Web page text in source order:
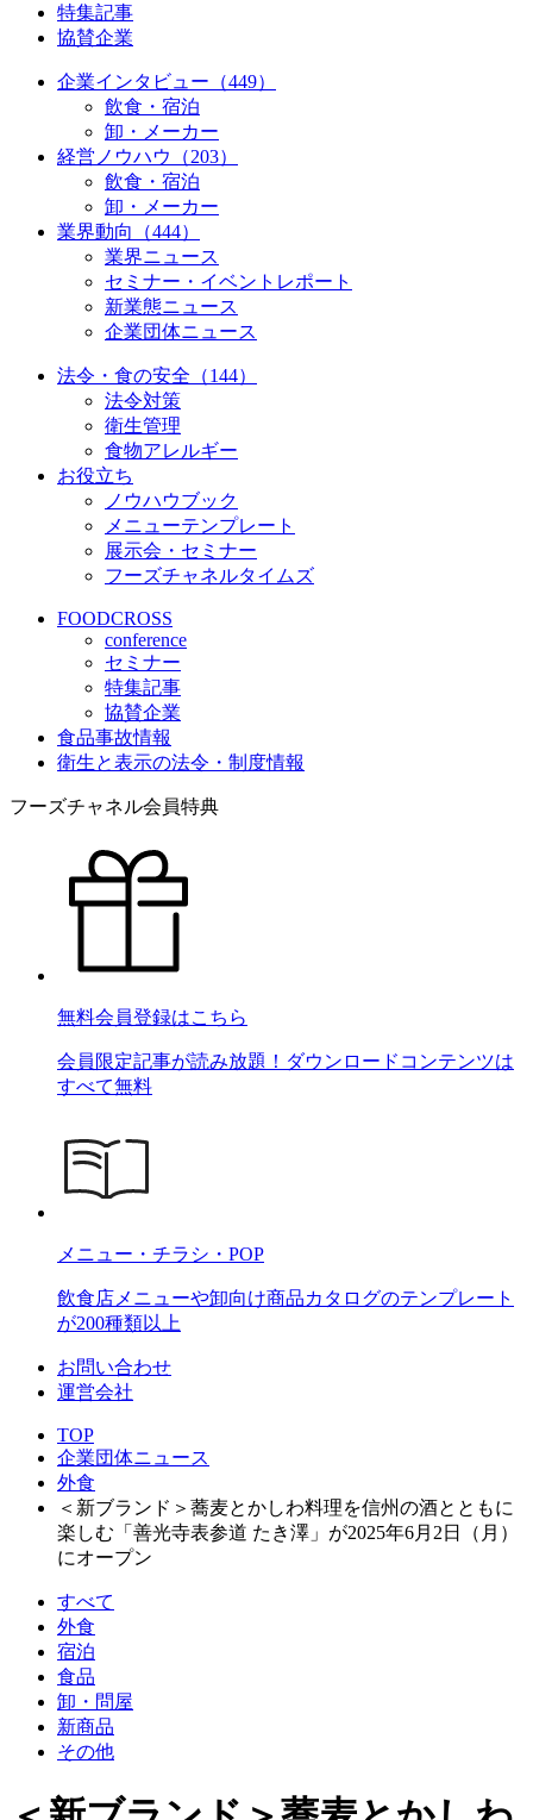
特集記事
協賛企業
企業インタビュー（449）
飲食・宿泊
卸・メーカー
経営ノウハウ（203）
飲食・宿泊
卸・メーカー
業界動向（444）
業界ニュース
セミナー・イベントレポート
新業態ニュース
企業団体ニュース
法令・食の安全（144）
法令対策
衛生管理
食物アレルギー
お役立ち
ノウハウブック
メニューテンプレート
展示会・セミナー
フーズチャネルタイムズ
FOODCROSS
conference
セミナー
特集記事
協賛企業
食品事故情報
衛生と表示の法令・制度情報
フーズチャネル会員特典
無料会員登録はこちら
会員限定記事が読み放題！ダウンロードコンテンツは
すべて無料
メニュー・チラシ・POP
飲食店メニューや卸向け商品カタログのテンプレート
が200種類以上
お問い合わせ
運営会社
TOP
企業団体ニュース
外食
＜新ブランド＞蕎麦とかしわ料理を信州の酒とともに
楽しむ「善光寺表参道 たき澤」が2025年6月2日（月）
にオープン
すべて
外食
宿泊
食品
卸・問屋
新商品
その他